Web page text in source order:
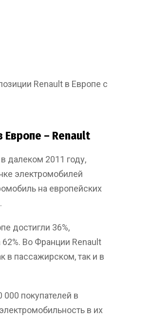
Renault в Европе с
Европе – Renault
далеком 2011 году,
электромобилей
на европейских
достигли 36%,
Во Франции Renault
в пассажирском, так и в
покупателей в
в их